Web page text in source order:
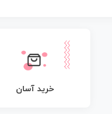
خرید آسان